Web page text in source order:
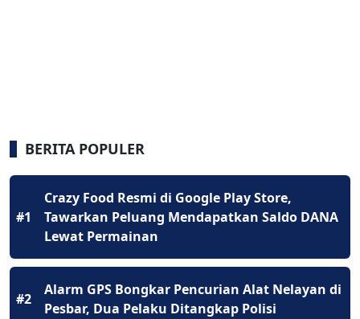
BERITA POPULER
#1
Crazy Food Resmi di Google Play Store,
Tawarkan Peluang Mendapatkan Saldo DANA
Lewat Permainan
#2
Alarm GPS Bongkar Pencurian Alat Nelayan di
Pesbar, Dua Pelaku Ditangkap Polisi